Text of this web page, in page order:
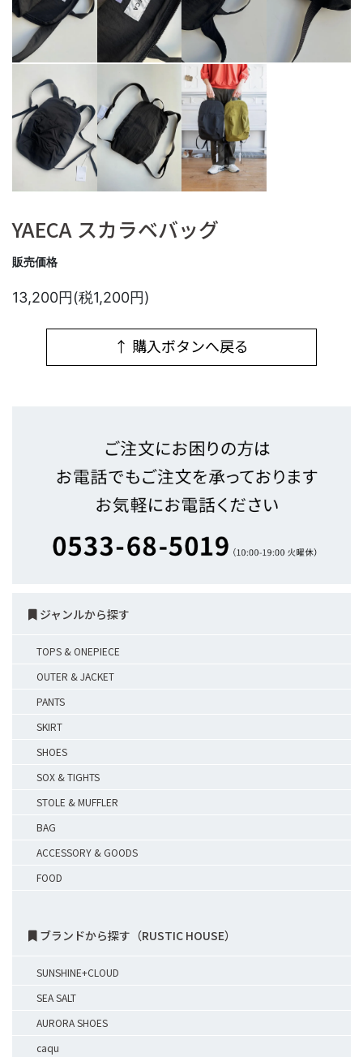
YAECA スカラベバッグ
販売価格
13,200円(税1,200円)
↑ 購入ボタンへ戻る
ジャンルから探す
TOPS & ONEPIECE
OUTER & JACKET
PANTS
SKIRT
SHOES
SOX & TIGHTS
STOLE & MUFFLER
BAG
ACCESSORY & GOODS
FOOD
ブランドから探す（RUSTIC HOUSE）
SUNSHINE+CLOUD
SEA SALT
AURORA SHOES
caqu